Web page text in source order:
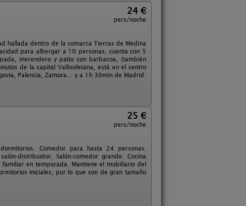
24 €
pers/noche
hallada dentro de la comarca Tierras de Medina
para albergar a 10 personas, cuenta con 5
merendero y patio con barbacoa, (también
de la capital Vallisoletana, está en el centro
Palencia, Zamora... y a 1h 30min de Madrid.
25 €
pers/noche
Comedor para hasta 24 personas.
distribuidor. Salón-comedor grande. Cocina
en temporada. Mantiene el mobiliario del
iniciales, por lo que son de gran tamaño